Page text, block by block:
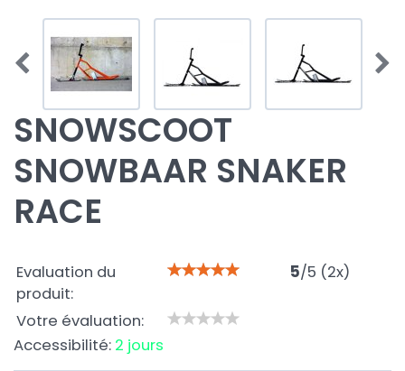
SNOWSCOOT
SNOWBAAR SNAKER
RACE
Evaluation du
produit:
5/5 (2x)
Votre évaluation:
Accessibilité: 2 jours